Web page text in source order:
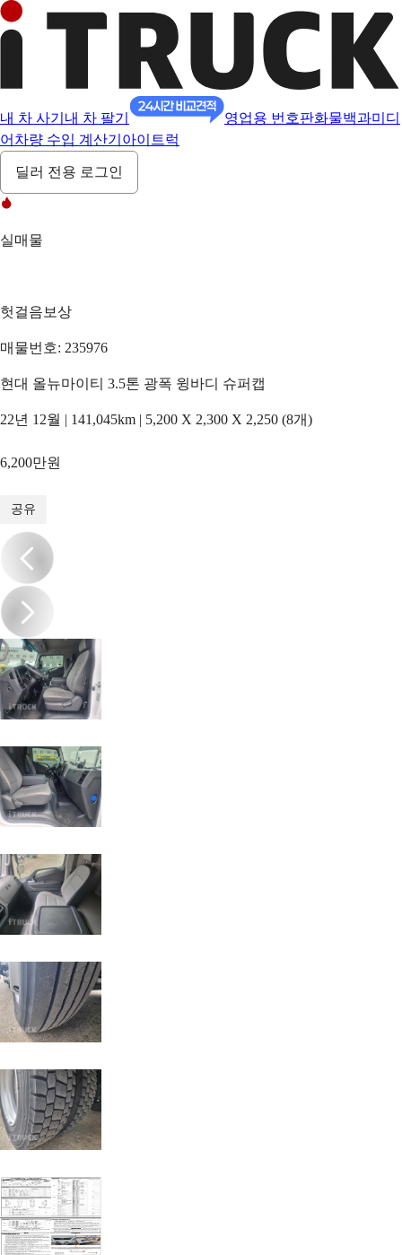
내 차 사기 내 차 팔기 영업용 번호판화물백과미디
어 차량 수입 계산기 아이트럭
딜러 전용 로그인
실매물
헛걸음보상
매물번호: 235976
현대 올뉴마이티 3.5톤 광폭 윙바디 슈퍼캡
22년 12월 | 141,045km | 5,200 X 2,300 X 2,250 (8개)
6,200만원
공유
/19